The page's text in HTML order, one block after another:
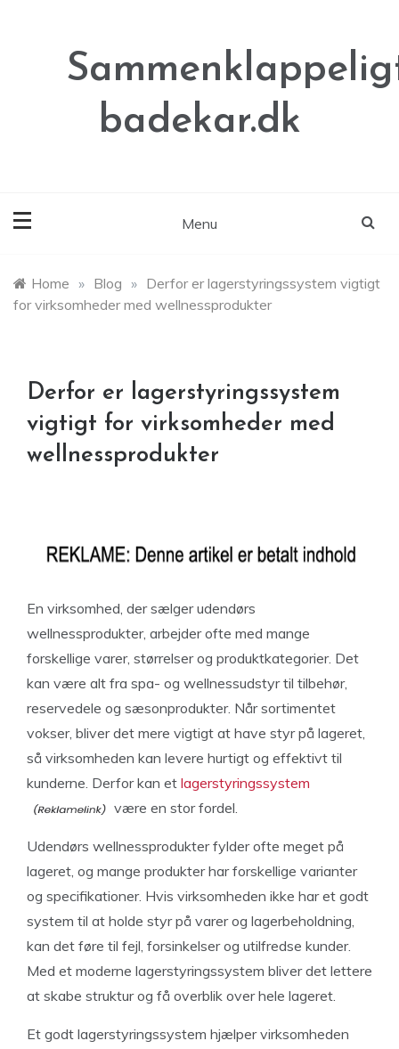
badekar.dk
Menu
Home » Blog » Derfor er lagerstyringssystem vigtigt
for virksomheder med wellnessprodukter
Derfor er lagerstyringssystem
vigtigt for virksomheder med
wellnessprodukter
En virksomhed, der sælger udendørs
wellnessprodukter, arbejder ofte med mange
forskellige varer, størrelser og produktkategorier. Det
kan være alt fra spa- og wellnessudstyr til tilbehør,
reservedele og sæsonprodukter. Når sortimentet
vokser, bliver det mere vigtigt at have styr på lageret,
så virksomheden kan levere hurtigt og effektivt til
kunderne. Derfor kan et lagerstyringssystem
være en stor fordel.
Udendørs wellnessprodukter fylder ofte meget på
lageret, og mange produkter har forskellige varianter
og specifikationer. Hvis virksomheden ikke har et godt
system til at holde styr på varer og lagerbeholdning,
kan det føre til fejl, forsinkelser og utilfredse kunder.
Med et moderne lagerstyringssystem bliver det lettere
at skabe struktur og få overblik over hele lageret.
Et godt lagerstyringssystem hjælper virksomheden